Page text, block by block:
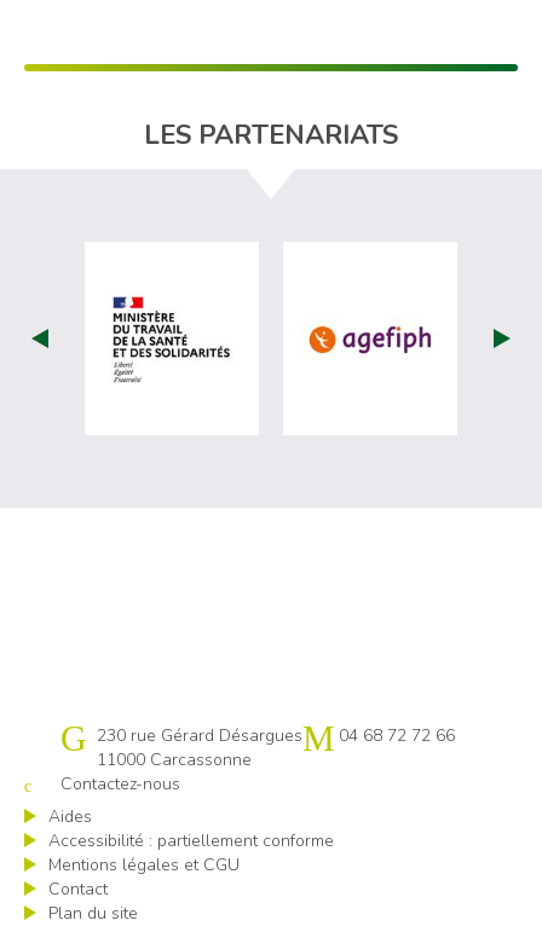
LES PARTENARIATS
visiter les site de Ministère du travail
visiter les
Cap emploi 11
230 rue Gérard Désargues
11000 Carcassonne
04 68 72 72 66
Contactez-nous
Aides
Accessibilité : partiellement conforme
Mentions légales et CGU
Contact
Plan du site